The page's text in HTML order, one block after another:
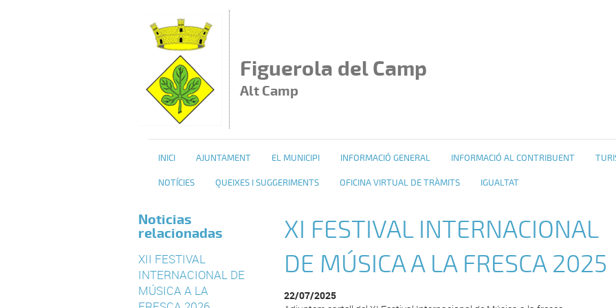
Figuerola del Camp
Alt Camp
INICI AJUNTAMENT EL MUNICIPI INFORMACIÓ GENERAL INFORMACIÓ AL CONTRIBUENT
NOTÍCIES QUEIXES I SUGGERIMENTS OFICINA VIRTUAL DE TRÀMITS IGUALTAT
Noticias
relacionadas
XII FESTIVAL
INTERNACIONAL DE
MÚSICA A LA
XI FESTIVAL INTERNACIONAL
DE MÚSICA A LA FRESCA 2025
22/07/2025